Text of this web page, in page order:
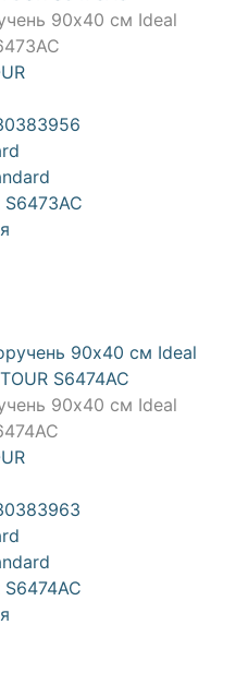
90х40 см Ideal
S6473AC
90х40 см Ideal
S6474AC